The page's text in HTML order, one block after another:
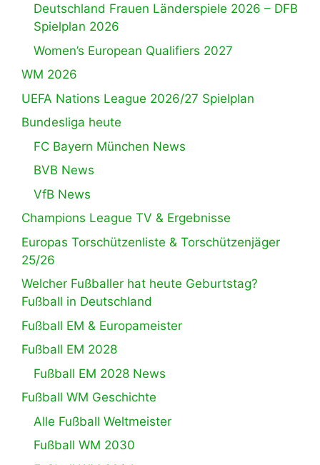
Deutschland Frauen Länderspiele 2026 – DFB
Spielplan 2026
Women’s European Qualifiers 2027
WM 2026
UEFA Nations League 2026/27 Spielplan
Bundesliga heute
FC Bayern München News
BVB News
VfB News
Champions League TV & Ergebnisse
Europas Torschützenliste & Torschützenjäger
25/26
Welcher Fußballer hat heute Geburtstag?
Fußball in Deutschland
Fußball EM & Europameister
Fußball EM 2028
Fußball EM 2028 News
Fußball WM Geschichte
Alle Fußball Weltmeister
Fußball WM 2030